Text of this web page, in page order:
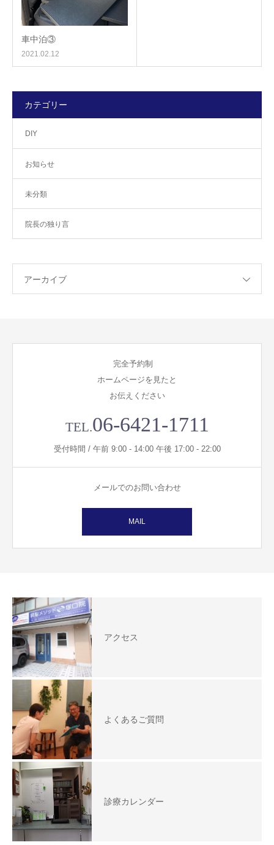
車中泊③
2021.02.12
カテゴリー
DIY
お知らせ
未分類
院長の独り言
アーカイブ
完全予約制
ホームページを見たと
お伝えください
TEL.06-6421-1711
受付時間 / 午前 9:00 - 14:00 午後 17:00 - 22:00
メールでのお問い合わせ
MAIL
アクセス
よくあるご質問
診療カレンダー